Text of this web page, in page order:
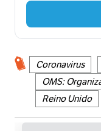
Coronavirus
OMS:
Reino Unido